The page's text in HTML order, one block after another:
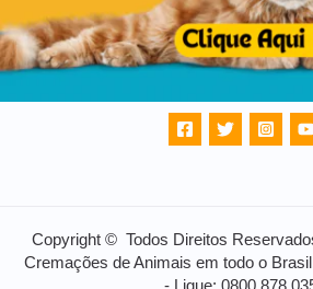
Copyright © Todos Direitos
Cremações de Animais em todo o
- Ligue: 0800 878